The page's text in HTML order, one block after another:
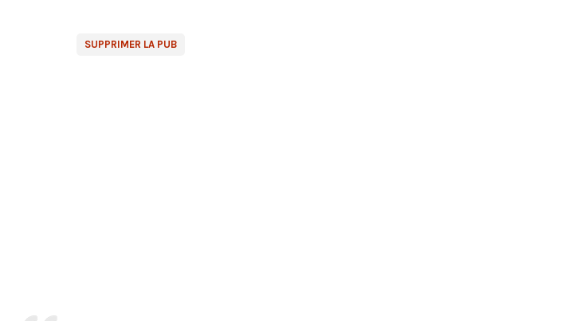
SUPPRIMER LA PUB